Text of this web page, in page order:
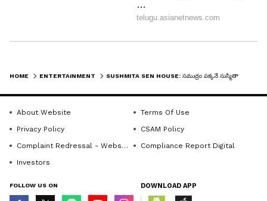
HOME ENTERTAINMENT
About Website
Terms Of Use
Privacy Policy
CSAM Policy
Complaint Redressal - Website
Compliance Report Digital
Investors
FOLLOW US ON DOWNLOAD APP